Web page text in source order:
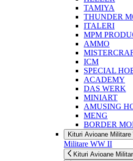
TAMIYA
THUNDER
ITALERI
MPM
AMMO
ICM
SPECIAL
ACADEMY
DAS WERK
MINIART
AMUSING
MENG
BORDER
Kituri Avioane Militare
Militare WW II
Kituri Avioane